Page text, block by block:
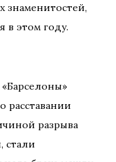
знаменитостей,
в этом году.
разрыва
стали